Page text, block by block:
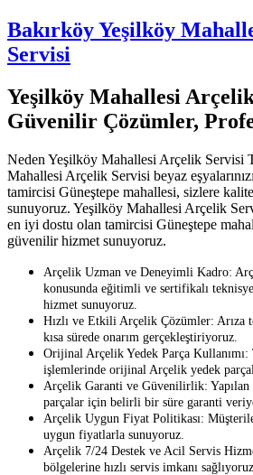
Bakırköy Yeşilköy
Servisi
Yeşilköy Mahallesi
Güvenilir Çözümler,
Neden Yeşilköy Mahallesi Arçelik Servisi
Mahallesi Arçelik Servisi beyaz
tamircisi Güneştepe mahallesi, sizlere
sunuyoruz. Yeşilköy Mahallesi Arçelik
en iyi dostu olan tamircisi Güneştepe
güvenilir hizmet sunuyoruz.
Arçelik Uzman ve Deneyimli Kadro:
konusunda eğitimli ve sertifikalı
hizmet sunuyoruz.
Hızlı ve Etkili Arçelik Çözümler: Arıza
kısa sürede onarım gerçekleştiriyoruz.
Orijinal Arçelik Yedek Parça Kullanımı:
işlemlerinde orijinal Arçelik yedek
Arçelik Garanti ve Güvenilirlik: Yapılan
parçalar için belirli bir süre garanti
Arçelik Uygun Fiyat Politikası:
uygun fiyatlarla sunuyoruz.
Arçelik 7/24 Destek ve Acil Servis
bölgelerine hızlı servis imkanı sağlıyoruz.